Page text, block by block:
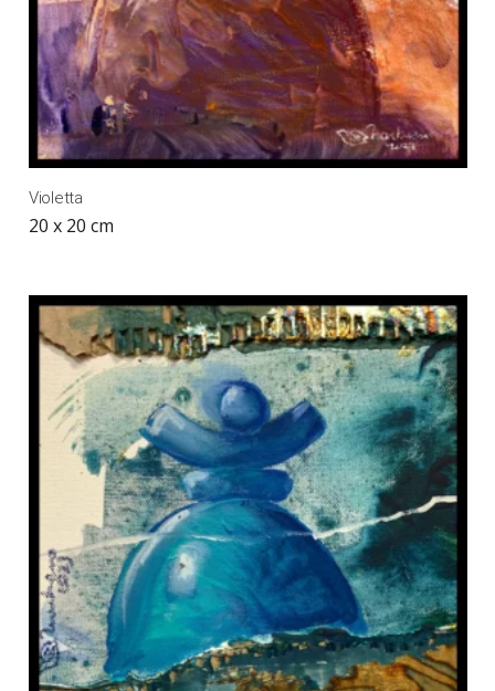
Violetta
20 x 20 cm